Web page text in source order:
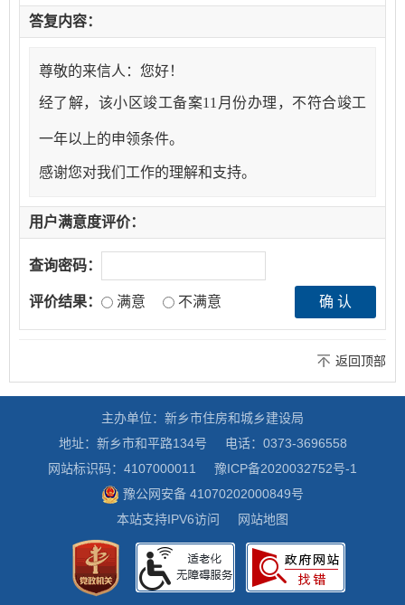
答复内容：
尊敬的来信人：您好！
经了解，该小区竣工备案11 月份办理，不符合竣工
一年以上的申领条件。
感谢您对我们工作的理解和支持。
用户满意度评价：
查询密码：
评价结果： 满意 不满意
返回顶部
主办单位：新乡市住房和城乡建设局
地址：新乡市和平路134号
电话：0373-3696558
网站标识码：4107000011
豫ICP备2020032752号-1
豫公网安备 41070202000849号
本站支持IPV6访问
网站地图